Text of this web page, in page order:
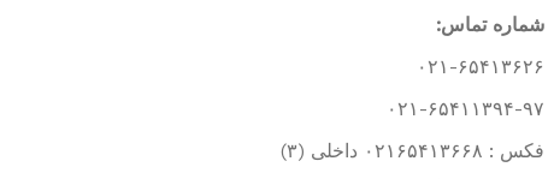
شماره تماس:
۰۲۱-۶۵۴۱۳۶۲۶
۰۲۱-۶۵۴۱۱۳۹۴-۹۷
فکس : ۰۲۱۶۵۴۱۳۶۶۸ داخلی (۳)